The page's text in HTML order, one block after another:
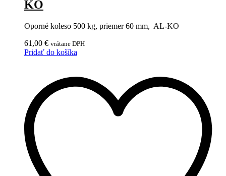
KO
Oporné koleso 500 kg, priemer 60 mm, AL-KO
61,00 € vrátane DPH
Pridať do košíka